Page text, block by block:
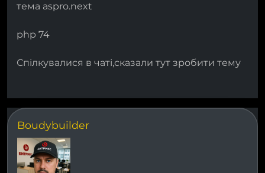
тема aspro.next
php 74
Спілкувалися в чаті,сказали тут зробити тему
Boudybuilder